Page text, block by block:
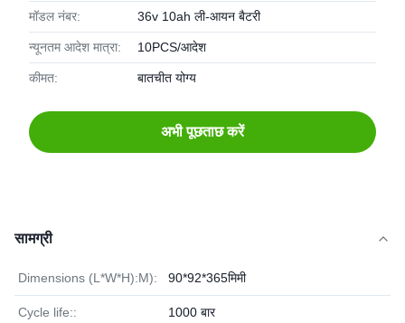
मॉडल नंबर: 36v 10ah ली-आयन बैटरी
न्यूनतम आदेश मात्रा: 10PCS/आदेश
कीमत: बातचीत योग्य
अभी पूछताछ करें
सामग्री
Dimensions (L*W*H):M): 90*92*365मिमी
Cycle life:: 1000 बार